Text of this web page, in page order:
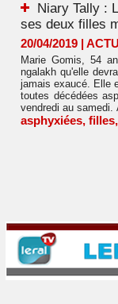
Niary Tally :
ses deux filles
20/04/2019 |
Marie Gomis, 54
ngalakh qu'elle
jamais exaucé. Elle
toutes décédées
vendredi au samedi.
asphyxiées, filles,